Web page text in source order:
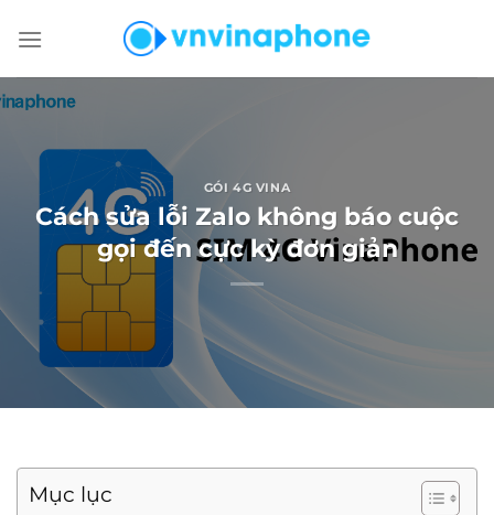
đến
dung
GÓI 4G VINA
Cách sửa lỗi Zalo không báo cuộc
gọi đến cực kỳ đơn giản
Mục lục